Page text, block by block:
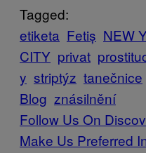
Tagged:
etiketa Fetiș NEW
CITY privat
y striptýz tanečnice
Blog znásilnění
Follow Us On
Make Us Preferred